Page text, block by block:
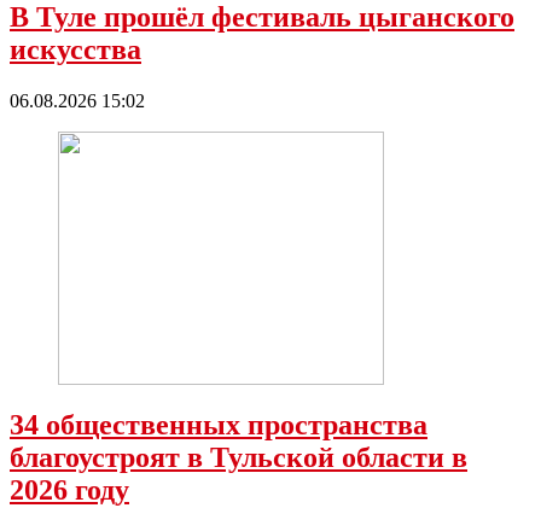
В Туле прошёл фестиваль цыганского
искусства
06.08.2026 15:02
34 общественных пространства
благоустроят в Тульской области в
2026 году